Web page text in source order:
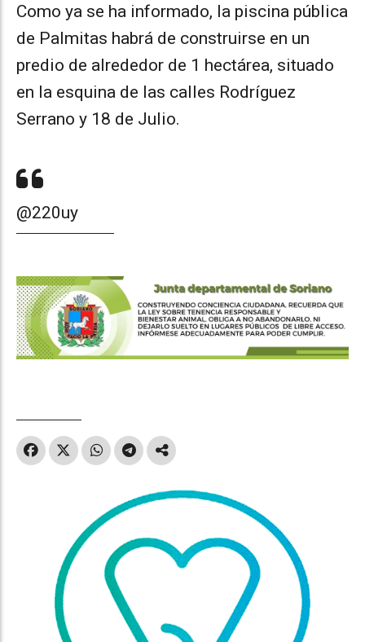
Como ya se ha informado, la piscina pública
de Palmitas habrá de construirse en un
predio de alrededor de 1 hectárea, situado
en la esquina de las calles Rodríguez
Serrano y 18 de Julio.
@220uy